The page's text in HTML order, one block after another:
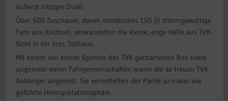
äußerst hitziges Duell.
Über 500 Zuschauer, davon mindestens 150 (!) stimmgewaltige
Fans aus Kirchzell, verwandelten die kleine, enge Halle aus TVK-
Sicht in ein irres Tollhaus.
Mit einem von einem Sponsor des TVK gecharterten Bus sowie
ungemein vielen Fahrgemeinschaften waren die so treuen TVK-
Anhänger angereist. Sie vermittelten der Partie so etwas wie
gefühlte Heimspielatmosphäre.